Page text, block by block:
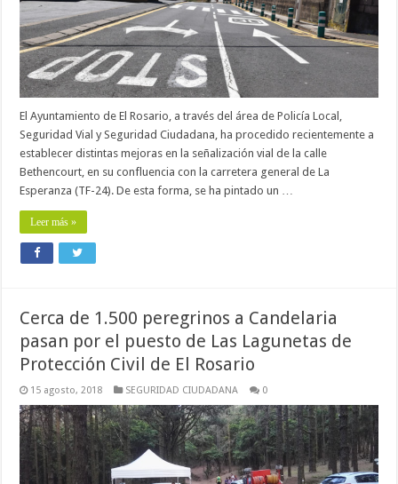
El Ayuntamiento de El Rosario, a través del área de Policía Local,
Seguridad Vial y Seguridad Ciudadana, ha procedido recientemente a
establecer distintas mejoras en la señalización vial de la calle
Bethencourt, en su confluencia con la carretera general de La
Esperanza (TF-24). De esta forma, se ha pintado un …
Leer más »
Cerca de 1.500 peregrinos a Candelaria
pasan por el puesto de Las Lagunetas de
Protección Civil de El Rosario
15 agosto, 2018 SEGURIDAD CIUDADANA 0